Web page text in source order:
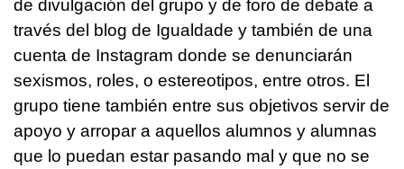
de divulgación del grupo y de foro de debate a
través del blog de Igualdade y también de una
cuenta de Instagram donde se denunciarán
sexismos, roles, o estereotipos, entre otros. El
grupo tiene también entre sus objetivos servir de
apoyo y arropar a aquellos alumnos y alumnas
que lo puedan estar pasando mal y que no se